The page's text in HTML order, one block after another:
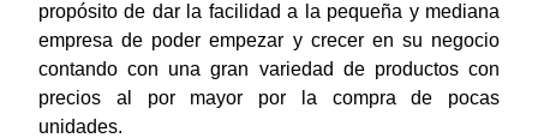
propósito de dar la facilidad a la pequeña y mediana
empresa de poder empezar y crecer en su negocio
contando con una gran variedad de productos con
precios al por mayor por la compra de pocas
unidades.